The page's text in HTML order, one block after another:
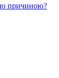
причиною?